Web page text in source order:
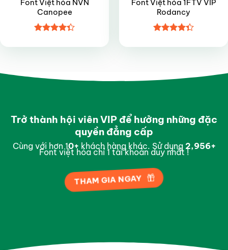
Font Việt hóa NVN
Canopee
hạng4.35
Font Việt hóa 1FTV VIP
Rodancy
hạng4.35
Trở thành hội viên VIP để hưởng những đặc
quyền đẳng cấp
Cùng với hơn 10+ khách hàng khác. Sử dụng 2,998+
Font việt hóa chỉ 1 tài khoản duy nhất !
THAM GIA NGAY